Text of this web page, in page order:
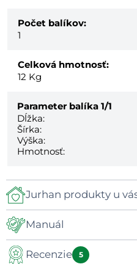
Počet balíkov:
1
Celková hmotnosť:
12 Kg
Parameter balíka 1/1
Dĺžka:
Šírka:
Výška:
Hmotnosť:
Jurhan produkty u
Manuál
Manual
Recenzie 5